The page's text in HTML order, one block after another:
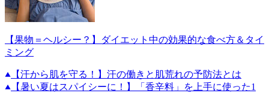
【果物＝ヘルシー？】ダイエット中の効果的な食べ方＆タイ
ミング
【汗から肌を守る！】汗の働きと肌荒れの予防法とは
【暑い夏はスパイシーに！】「香辛料」を上手に使った1